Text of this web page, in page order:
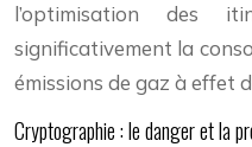
l’optimisation des
significativement la
émissions de gaz à effet
Cryptographie : le danger et la